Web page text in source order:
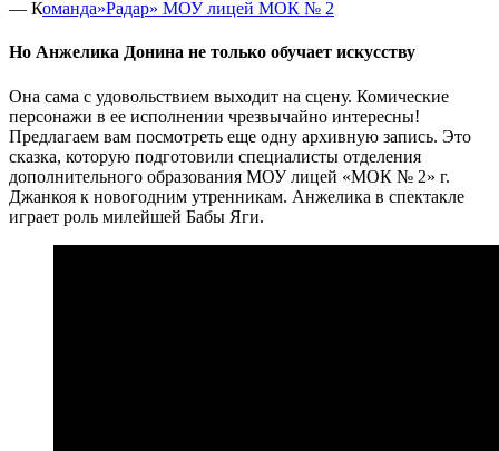
— Команда»Радар» МОУ лицей МОК № 2
Но Анжелика Донина не только обучает искусству
Она сама с удовольствием выходит на сцену. Комические
персонажи в ее исполнении чрезвычайно интересны!
Предлагаем вам посмотреть еще одну архивную запись. Это
сказка, которую подготовили специалисты отделения
дополнительного образования МОУ лицей «МОК № 2» г.
Джанкоя к новогодним утренникам. Анжелика в спектакле
играет роль милейшей Бабы Яги.